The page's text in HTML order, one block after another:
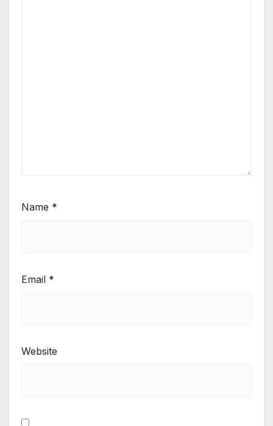
Name *
Email *
Website